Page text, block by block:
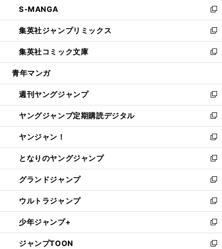
く
で
開
く
ド
ウ
で
開
く
ィ
ン
ド
ウ
で
開
い
ウ
ィ
ン
ド
ウ
開
く
S-MANGA
新
し
い
ウ
ィ
ン
ウ
で
開
く
集英社ジャンプリミックス
新
し
い
ウ
ン
ド
ウ
で
開
く
集英社コミック文庫
新
し
ウ
ィ
ン
ド
ウ
で
開
く
青年マンガ
週刊ヤングジャンプ
新
し
い
ウ
ィ
ン
ド
ウ
で
開
く
ヤングジャンプ定期購読デジタル
新
し
い
ウ
ィ
ン
ド
ウ
で
開
く
ヤンジャン！
新
し
い
ウ
ィ
ン
ド
ウ
で
開
く
となりのヤングジャンプ
新
し
い
ウ
ィ
ン
ド
ウ
で
グランドジャンプ
新
し
い
ウ
ィ
ン
ド
ウルトラジャンプ
新
し
い
ウ
ィ
少年ジャンプ+
新
し
い
ジャンプTOON
新